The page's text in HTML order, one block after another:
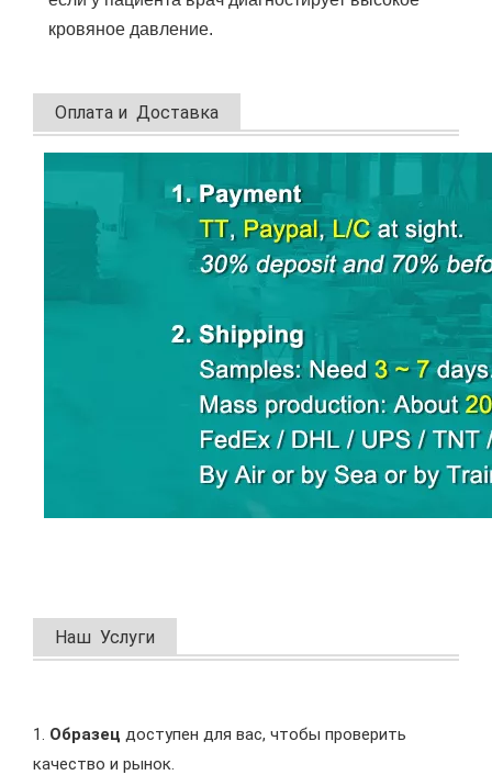
кровяное давление.
Оплата и Доставка
Наш Услуги
1. Образец доступен для вас, чтобы проверить
качество и рынок.